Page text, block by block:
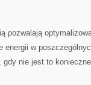
pozwalają
​energii⁢ w
nie jest to